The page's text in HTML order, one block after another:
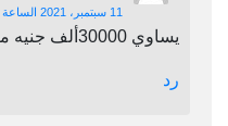
11 سبتمبر، 2021 الساعة 6:51 م
يساوي 30000ألف جنيه مصري
رد